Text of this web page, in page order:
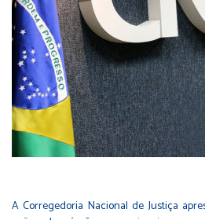
A Corregedoria Nacional de Justiça